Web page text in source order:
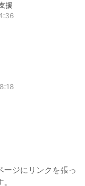
援
ージにリンクを張っ